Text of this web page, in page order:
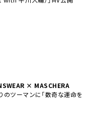
× MASCHERA
のツーマンに「数奇な運命を